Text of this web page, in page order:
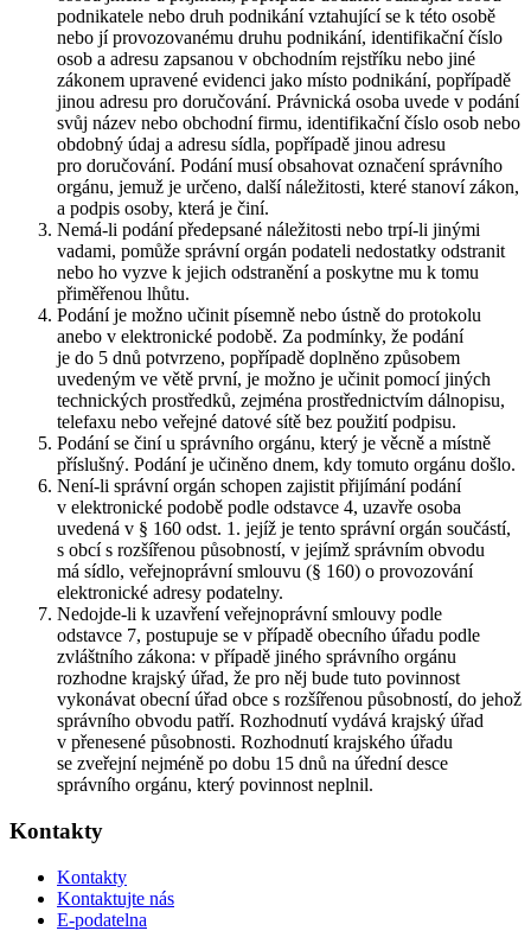
podnikatele nebo druh podnikání vztahující se k této osobě
nebo jí provozovanému druhu podnikání, identifikační číslo
osob a adresu zapsanou v obchodním rejstříku nebo jiné
zákonem upravené evidenci jako místo podnikání, popřípadě
jinou adresu pro doručování. Právnická osoba uvede v podání
svůj název nebo obchodní firmu, identifikační číslo osob nebo
obdobný údaj a adresu sídla, popřípadě jinou adresu
pro doručování. Podání musí obsahovat označení správního
orgánu, jemuž je určeno, další náležitosti, které stanoví zákon,
a podpis osoby, která je činí.
Nemá-li podání předepsané náležitosti nebo trpí-li jinými
vadami, pomůže správní orgán podateli nedostatky odstranit
nebo ho vyzve k jejich odstranění a poskytne mu k tomu
přiměřenou lhůtu.
Podání je možno učinit písemně nebo ústně do protokolu
anebo v elektronické podobě. Za podmínky, že podání
je do 5 dnů potvrzeno, popřípadě doplněno způsobem
uvedeným ve větě první, je možno je učinit pomocí jiných
technických prostředků, zejména prostřednictvím dálnopisu,
telefaxu nebo veřejné datové sítě bez použití podpisu.
Podání se činí u správního orgánu, který je věcně a místně
příslušný. Podání je učiněno dnem, kdy tomuto orgánu došlo.
Není-li správní orgán schopen zajistit přijímání podání
v elektronické podobě podle odstavce 4, uzavře osoba
uvedená v § 160 odst. 1. jejíž je tento správní orgán součástí,
s obcí s rozšířenou působností, v jejímž správním obvodu
má sídlo, veřejnoprávní smlouvu (§ 160) o provozování
elektronické adresy podatelny.
Nedojde-li k uzavření veřejnoprávní smlouvy podle
odstavce 7, postupuje se v případě obecního úřadu podle
zvláštního zákona: v případě jiného správního orgánu
rozhodne krajský úřad, že pro něj bude tuto povinnost
vykonávat obecní úřad obce s rozšířenou působností, do jehož
správního obvodu patří. Rozhodnutí vydává krajský úřad
v přenesené působnosti. Rozhodnutí krajského úřadu
se zveřejní nejméně po dobu 15 dnů na úřední desce
správního orgánu, který povinnost neplnil.
Kontakty
Kontakty
Kontaktujte nás
E-podatelna